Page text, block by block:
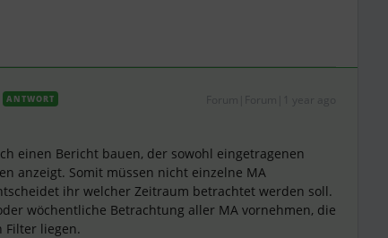
ANTWORT
einen Bericht bauen, der sowohl eingetragenen
anzeigt. Somit müssen nicht einzelne MA
ihr welcher Zeitraum betrachtet werden soll.
wöchentliche Betrachtung aller MA vornehmen, die
Filter liegen.